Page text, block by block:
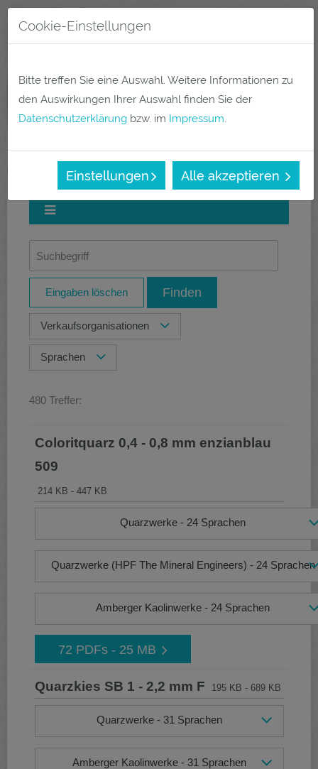
Eingaben löschen
Verkaufsorganisationen
Sprachen
480 Treffer:
Coloritquarz 0,4 - 0,8 mm enzianblau
509
214 KB - 447 KB
Quarzwerke - 24 Sprachen
Quarzwerke (HPF The Mineral Engineers) - 24 Sprachen
Amberger Kaolinwerke - 24 Sprachen
72 PDFs - 25 MB
Quarzkies SB 1 - 2,2 mm F 195 KB - 689 KB
Quarzwerke - 31 Sprachen
Amberger Kaolinwerke - 31 Sprachen
Cookie-Einstellungen
Bitte treffen Sie eine Auswahl. Weitere Informationen zu
den Auswirkungen Ihrer Auswahl finden Sie der
Datenschutzerklärung bzw. im Impressum
Einstellungen Alle akzeptieren